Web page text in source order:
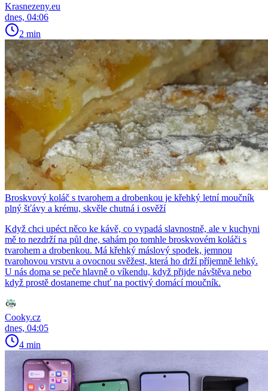
Krasnezeny.eu
dnes, 04:06
2 min
Broskvový koláč s tvarohem a drobenkou je křehký letní moučník
plný šťávy a krému, skvěle chutná i osvěží
Když chci upéct něco ke kávě, co vypadá slavnostně, ale v kuchyni
mě to nezdrží na půl dne, sahám po tomhle broskvovém koláči s
tvarohem a drobenkou. Má křehký máslový spodek, jemnou
tvarohovou vrstvu a ovocnou svěžest, která ho drží příjemně lehký.
U nás doma se peče hlavně o víkendu, když přijde návštěva nebo
když prostě dostaneme chuť na poctivý domácí moučník.
Cooky.cz
dnes, 04:05
4 min